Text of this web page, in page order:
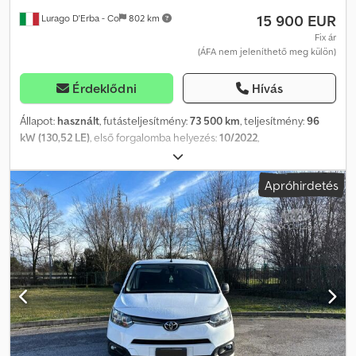
Lurago D'Erba - Co 802 km 15 900 EUR
Fix ár
(ÁFA nem jeleníthető meg külön)
Érdeklődni Hívás
Állapot: használt, futásteljesítmény:73 500 km, teljesítmény:96
kW (130,52 LE), első forgalomba helyezés:10/2022,
, maximális teherbírás:
hajtástípus:mechanikai, kibocsátási osztály:Euro 6, ülések száma:
3, raktér hossza: 2 100 mm, Gyártási év:2022, - Használt teherautó:
Toyota Proace City Van L2 – Hosszú tengelytáv. – Regisztráció:
2022 október, Motor: 1.5 BlueHDi 130 LE, Euro 6d, 6 fokozatú váltó,
Futott km: 73 500. – 3 személyes furgon, L2 (hosszú tengelytáv),
Rakteret hossza: 2100 mm, Lehajtható utasülés és nyitható
válaszfal a hosszú rakományokhoz, Többrétegű tengeri rétegelt
lemez borítás a rakteretben, 6 rögzítőhorog, Megengedett
rakomány: 10 Q.li. – Felszereltség: Klíma, Érintőképernyős rádió
Bluetooth-szal, Apple CarPlay / Android Auto, USB, Ködlámpa,
Tempomat, Parkolóradar (elöl és hátul), Tolatókamera, Fedélzeti
Apróhirdetés